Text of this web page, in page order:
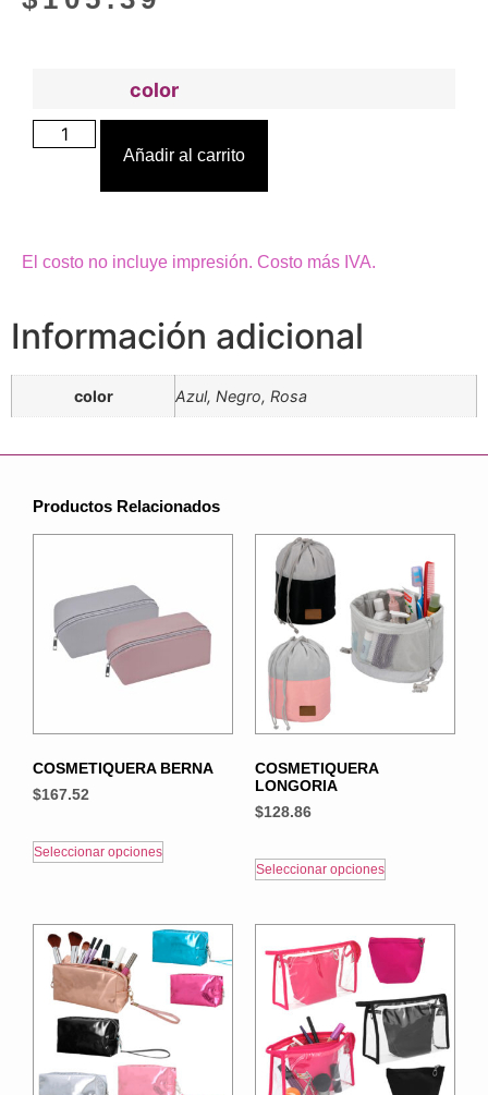
color
Añadir al carrito
El costo no incluye impresión. Costo más IVA.
Información adicional
color Azul, Negro, Rosa
Productos Relacionados
COSMETIQUERA BERNA
$167.52
Seleccionar opciones
COSMETIQUERA
LONGORIA
$128.86
Seleccionar opciones